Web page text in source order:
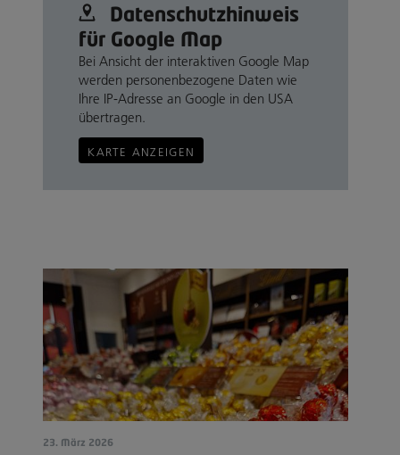
Datenschutz­hinweis
für Google Map
Bei Ansicht der interaktiven Google Map
werden personenbezogene Daten wie
Ihre IP-Adresse an Google in den USA
übertragen.
KARTE ANZEIGEN
23. März 2026